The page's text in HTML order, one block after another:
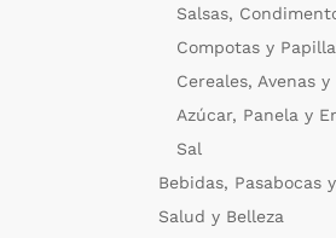
Salsas,
Compotas y
Cereales, Avenas y
Azúcar, Panela y
Sal
Bebidas, Pasabocas
Salud y Belleza